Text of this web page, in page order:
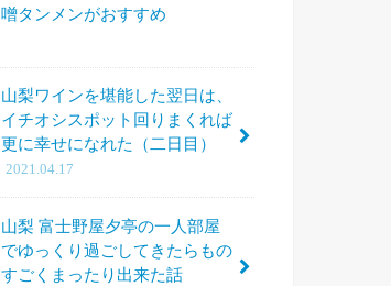
噌タンメンがおすすめ
山梨ワインを堪能した翌日は、
イチオシスポット回りまくれば
更に幸せになれた（二日目）
2021.04.17
山梨 富士野屋夕亭の一人部屋
でゆっくり過ごしてきたらもの
すごくまったり出来た話